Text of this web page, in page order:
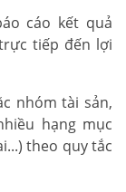
cáo kết quả
tiếp đến lợi
nhóm tài sản,
hạng mục
theo quy tắc